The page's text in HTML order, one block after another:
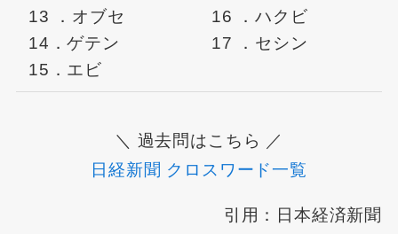
13 ．オブセ
14．ゲテン
15．エビ
16 ．ハクビ
17 ．セシン
＼ 過去問はこちら ／
日経新聞 クロスワード一覧
引用：日本経済新聞